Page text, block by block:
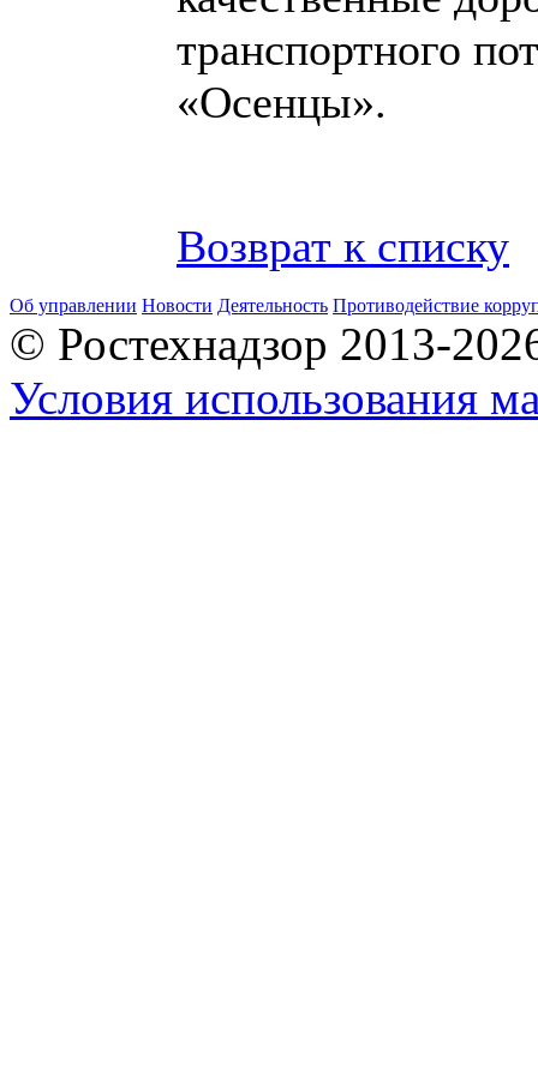
транспортного
«Осенцы».
Возврат к списку
Об управлении Новости Деятельность Противодействие
© Ростехнадзор 2013-
Условия использования